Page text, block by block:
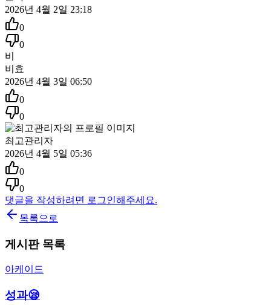
2026년 4월 2일 23:18
0
0
비
비효
2026년 4월 3일 06:50
0
0
최고관리자
2026년 4월 5일 05:36
0
0
댓글을 작성하려면 로그인해주세요.
목록으로
게시판 목록
아케이드
성과😪